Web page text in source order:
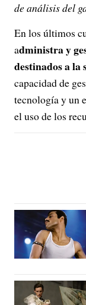
de análisis del
En los últimos
administra y
destinados a la
capacidad de
tecnología y un
el uso de los